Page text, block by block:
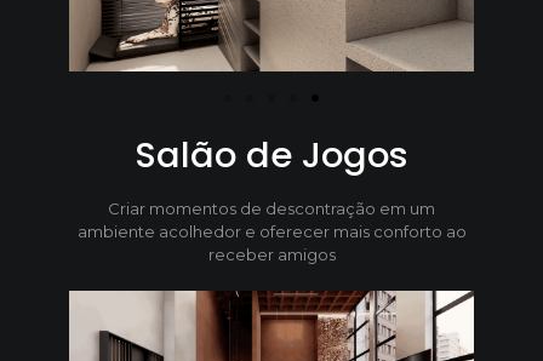
Salão de Jogos
Criar momentos de descontração em um
ambiente acolhedor e oferecer mais conforto ao
receber amigos